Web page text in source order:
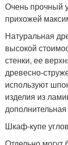
Очень прочный
прихожей
Натуральная
высокой
стенки, ее
древесно-
используют
изделия из
Шкаф-купе